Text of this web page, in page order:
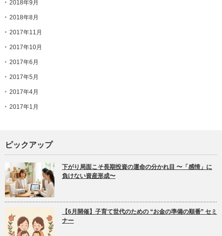
2018年9月
2018年8月
2017年11月
2017年10月
2017年6月
2017年5月
2017年4月
2017年1月
ピックアップ
下がり局面こそ長期投資の運命の分かれ目 〜「感情」に
負けない資産形成〜
【6月開催】子育て世代のための “お金の準備の順番” セミ
ナー